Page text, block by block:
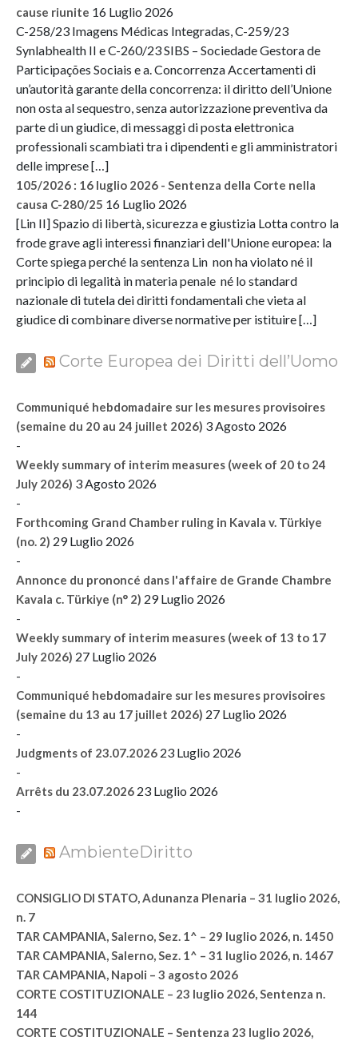
cause riunite 16 Luglio 2026
C-258/23 Imagens Médicas Integradas, C-259/23
Synlabhealth II e C-260/23 SIBS – Sociedade Gestora de
Participações Sociais e a. Concorrenza Accertamenti di
un’autorità garante della concorrenza: il diritto dell’Unione
non osta al sequestro, senza autorizzazione preventiva da
parte di un giudice, di messaggi di posta elettronica
professionali scambiati tra i dipendenti e gli amministratori
delle imprese […]
105/2026 : 16 luglio 2026 - Sentenza della Corte nella
causa C-280/25 16 Luglio 2026
[Lin II] Spazio di libertà, sicurezza e giustizia Lotta contro la
frode grave agli interessi finanziari dell'Unione europea: la
Corte spiega perché la sentenza Lin non ha violato né il
principio di legalità in materia penale né lo standard
nazionale di tutela dei diritti fondamentali che vieta al
giudice di combinare diverse normative per istituire […]
Corte Europea dei Diritti dell’Uomo
Communiqué hebdomadaire sur les mesures provisoires
(semaine du 20 au 24 juillet 2026) 3 Agosto 2026
-
Weekly summary of interim measures (week of 20 to 24
July 2026) 3 Agosto 2026
-
Forthcoming Grand Chamber ruling in Kavala v. Türkiye
(no. 2) 29 Luglio 2026
-
Annonce du prononcé dans l'affaire de Grande Chambre
Kavala c. Türkiye (n° 2) 29 Luglio 2026
-
Weekly summary of interim measures (week of 13 to 17
July 2026) 27 Luglio 2026
-
Communiqué hebdomadaire sur les mesures provisoires
(semaine du 13 au 17 juillet 2026) 27 Luglio 2026
-
Judgments of 23.07.2026 23 Luglio 2026
-
Arrêts du 23.07.2026 23 Luglio 2026
-
AmbienteDiritto
CONSIGLIO DI STATO, Adunanza Plenaria – 31 luglio 2026,
n. 7
TAR CAMPANIA, Salerno, Sez. 1^ – 29 luglio 2026, n. 1450
TAR CAMPANIA, Salerno, Sez. 1^ – 31 luglio 2026, n. 1467
TAR CAMPANIA, Napoli – 3 agosto 2026
CORTE COSTITUZIONALE – 23 luglio 2026, Sentenza n.
144
CORTE COSTITUZIONALE – Sentenza 23 luglio 2026,